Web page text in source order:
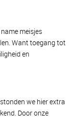
meisjes
Want toegang tot
en
stonden we hier extra
Door onze